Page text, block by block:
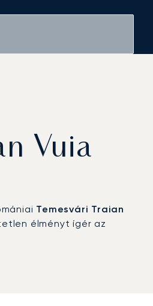
Vuia
Temesvári Traian
élményt ígér az